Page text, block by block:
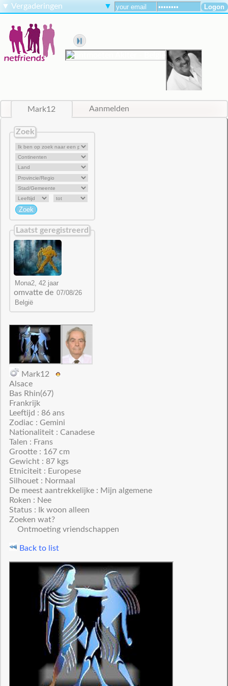
▼ Vergaderingen ▼
Mark12 Aanmelden
Zoek
Laatst geregistreerd
omvatte de
Mark12
Alsace
Bas Rhin(67)
Frankrijk
Leeftijd : 86 ans
Zodiac : Gemini
Nationaliteit : Canadese
Talen : Frans
Grootte : 167 cm
Gewicht : 87 kgs
Etniciteit : Europese
Silhouet : Normaal
De meest aantrekkelijke : Mijn algemene
Roken : Nee
Status : Ik woon alleen
Zoeken wat?
Ontmoeting vriendschappen
Back to list